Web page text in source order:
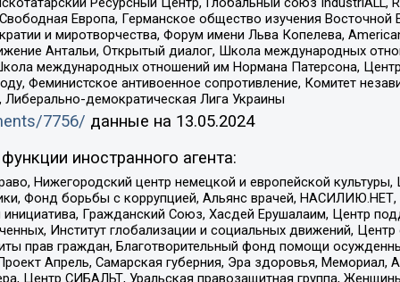
Европа, Германское общество изучения
и миротворчества, Форум имени Льва Копелева,
Антальи, Открытый диалог, Школа международных
международных отношений им Нормана Патерсона,
Феминистское антивоенное сопротивление, Комитет
демократическая Лига Украины
7756/ данные на 13.05.2024
иностранного агента:
Нижегородский центр немецкой и европейской
Фонд борьбы с коррупцией, Альянс врачей,
Гражданский Союз, Хасдей Ерушалаим, Центр
Институт глобализации и социальных движений,
прав граждан, Благотворительный фонд помощи
Апрель, Самарская губерния, Эра здоровья,
Центр СИБАЛЬТ, Уральская правозащитная группа,